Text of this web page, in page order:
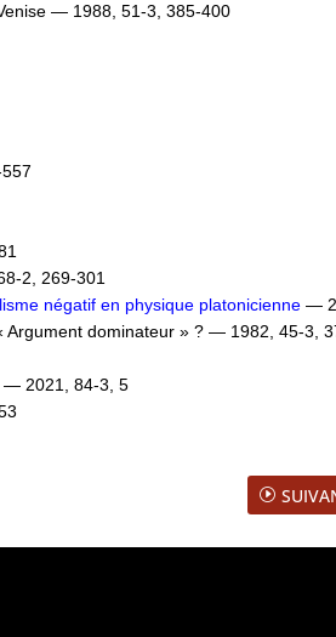
— 1988, 51-3, 385-400
2, 269-301
négatif en physique platonicienne—
Argument dominateur » ? — 1982, 45-3,
2021, 84-3, 5